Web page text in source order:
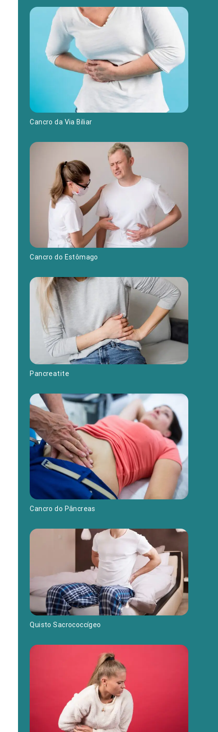
Cancro da Via Biliar
Cancro do Estômago
Pancreatite
Cancro do Pâncreas
Quisto Sacrococcígeo